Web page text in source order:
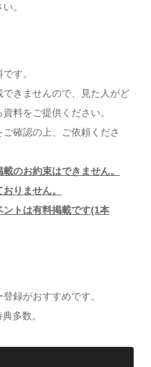
。
す。
きませんので、見た人がど
料をご提供ください。
ご確認の上、ご依頼くださ
のお約束はできません。
りません。
トは有料掲載です(1本
録がおすすめです。
多数。